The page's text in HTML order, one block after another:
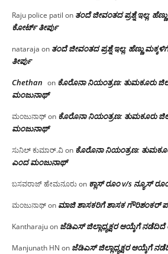
Raju police patil on ತಂದೆ ಜೀವಂತದ ಪ್ರಶ್ನೆ ಇಲ್ಲ:
ಕೋರ್ಟ್ ತೀರ್ಪು
nataraja on ತಂದೆ ಜೀವಂತದ ಪ್ರಶ್ನೆ ಇಲ್ಲ: ಹೆಣ್ಣು
ತೀರ್ಪು
Chethan on ಕೊರೊನಾ ನಿಯಂತ್ರಣ: ತುಮಕೂರು
ಮಂಜು‌ನಾಥ್
ಮಂಜುನಾಥ್on ಕೊರೊನಾ ನಿಯಂತ್ರಣ: ತುಮಕೂರು
ಮಂಜು‌ನಾಥ್
ಸುನಿಲ್ ಕುಮಾರ್.ವಿon ಕೊರೊನಾ ನಿಯಂತ್ರಣ:
ಎಂದ ಮಂಜು‌ನಾಥ್
ಬಸವರಾಜ್ ಹೇಮನೂರುon ಕ್ಲಾಸ್ ರೂಂ v/s ನ್ಯೂಸ್
ಮಂಜುನಾಥ್on ಮಾಜಿ ಶಾಸಕರಿಗೆ ಶಾಸಕ ಗೌರಿಶಂಕರ್
Kantharajuon ಜೆಡಿಎಸ್ ಜಿಲ್ಲಾಧ್ಯಕ್ಷರ ಆಯ್ಕೆಗೆ ನಡೆದಿದೆ
Manjunath HN on ಜೆಡಿಎಸ್ ಜಿಲ್ಲಾಧ್ಯಕ್ಷರ ಆಯ್ಕೆಗೆ